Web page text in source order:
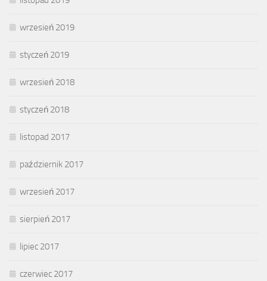
wrzesień 2019
styczeń 2019
wrzesień 2018
styczeń 2018
listopad 2017
październik 2017
wrzesień 2017
sierpień 2017
lipiec 2017
czerwiec 2017